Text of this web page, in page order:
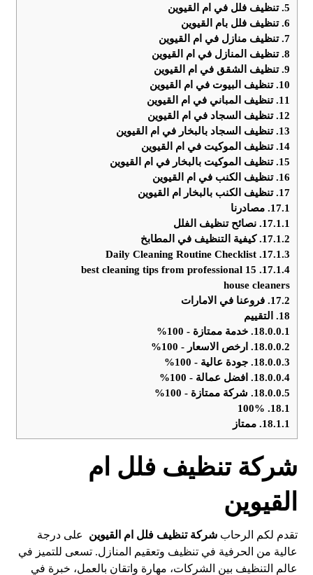
5. تنظيف فلل في ام القيوين
6. تنظيف فلل بام القيوين
7. تنظيف منازل في ام القيوين
8. تنظيف المنازل في ام القيوين
9. تنظيف الشقق في ام القيوين
10. تنظيف البيوت في ام القيوين
11. تنظيف المباني في ام القيوين
12. تنظيف السجاد في ام القيوين
13. تنظيف السجاد بالبخار في ام القيوين
14. تنظيف الموكيت في ام القيوين
15. تنظيف الموكيت بالبخار في ام القيوين
16. تنظيف الكنب في ام القيوين
17. تنظيف الكنب بالبخار ام القيوين
17.1. مصادرنا
17.1.1. نصائح تنظيف الفلل
17.1.2. كيفية التنظيف في المطابخ
17.1.3.
Daily Cleaning Routine Checklist
17.1.4.
15 best cleaning tips from professional
house cleaners
17.2. فروعنا في الامارات
18.
التقييم
18.0.0.1. خدمة ممتازة - 100%
18.0.0.2.
ارخص الاسعار - 100%
18.0.0.3. جودة عالية - 100%
18.0.0.4.
افضل عمالة - 100%
18.0.0.5. شركة ممتازة - 100%
18.1.
18.1.1. ممتاز
شركة تنظيف فلل ام
القيوين
تقدم لكم الرحاب شركة تنظيف فلل ام القيوين
على درجة
عالية من الحرفية في تنظيف وتعقيم المنازل. تسعى للتميز في
عالم التنظيف بين الشركات، مهارة واتقان بالعمل، خبرة في